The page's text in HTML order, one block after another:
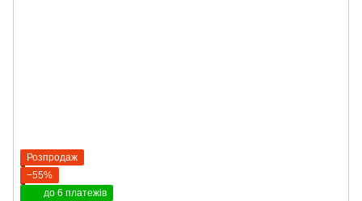
Розпродаж
−55%
до 6 платежів